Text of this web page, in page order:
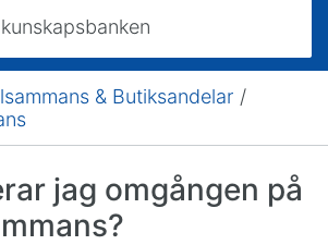
& Butiksandelar /
jag omgången på